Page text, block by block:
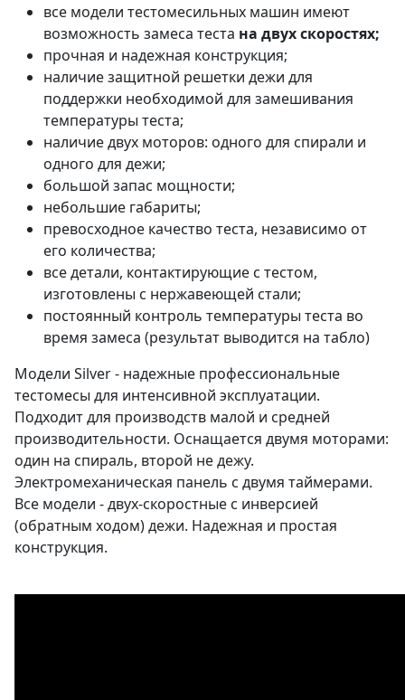
все модели тестомесильных машин имеют
возможность замеса теста на двух скоростях;
прочная и надежная конструкция;
наличие защитной решетки дежи для
поддержки необходимой для замешивания
температуры теста;
наличие двух моторов: одного для спирали и
одного для дежи;
большой запас мощности;
небольшие габариты;
превосходное качество теста, независимо от
его количества;
все детали, контактирующие с тестом,
изготовлены с нержавеющей стали;
постоянный контроль температуры теста во
время замеса (результат выводится на табло)
Модели Silver - надежные профессиональные
тестомесы для интенсивной эксплуатации.
Подходит для производств малой и средней
производительности. Оснащается двумя моторами:
один на спираль, второй не дежу.
Электромеханическая панель с двумя таймерами.
Все модели - двух-скоростные с инверсией
(обратным ходом) дежи. Надежная и простая
конструкция.